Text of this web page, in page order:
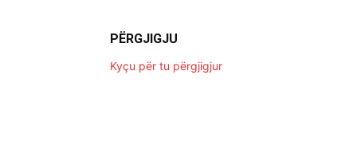
PËRGJIGJU
Kyçu për tu përgjigjur